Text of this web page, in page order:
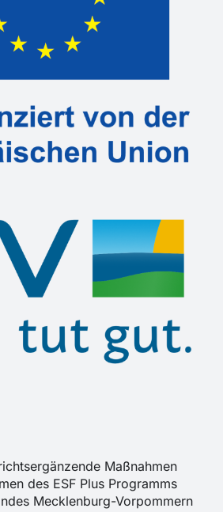
Maßnahmen
des ESF Plus Programms
Mecklenburg-Vorpommern